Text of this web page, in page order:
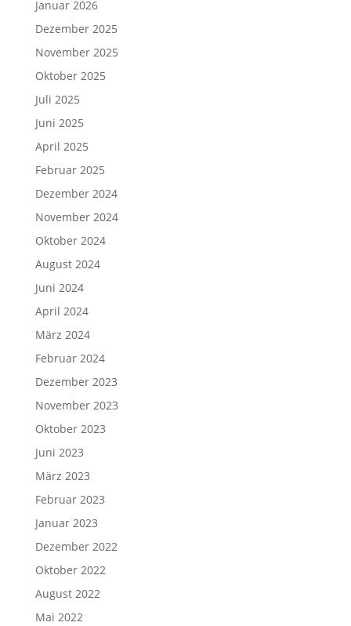
Januar 2026
Dezember 2025
November 2025
Oktober 2025
Juli 2025
Juni 2025
April 2025
Februar 2025
Dezember 2024
November 2024
Oktober 2024
August 2024
Juni 2024
April 2024
März 2024
Februar 2024
Dezember 2023
November 2023
Oktober 2023
Juni 2023
März 2023
Februar 2023
Januar 2023
Dezember 2022
Oktober 2022
August 2022
Mai 2022